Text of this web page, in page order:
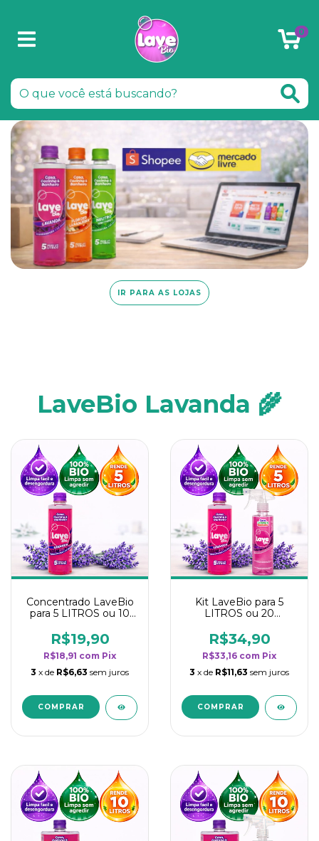
0
IR PARA AS LOJAS
LaveBio Lavanda 🌾
Concentrado LaveBio
para 5 LITROS ou 10
rendimento da
categoria - Lavanda
R$19,90
R$18,91 com Pix
3 x de R$6,63 sem juros
Kit LaveBio para 5
LITROS ou 20
rendimento da
categoria - Lavanda
R$34,90
R$33,16 com Pix
3 x de R$11,63 sem juros